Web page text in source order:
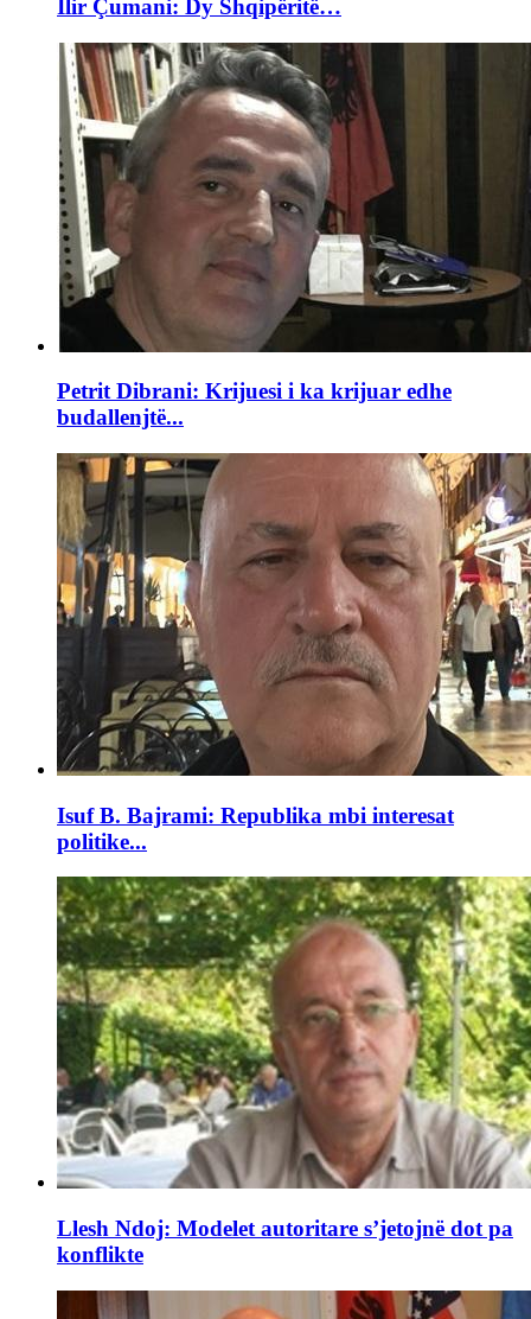
Ilir Çumani: Dy Shqipëritë…
Petrit Dibrani: Krijuesi i ka krijuar edhe
budallenjtë...
Isuf B. Bajrami: Republika mbi interesat
politike...
Llesh Ndoj: Modelet autoritare s’jetojnë dot pa
konflikte